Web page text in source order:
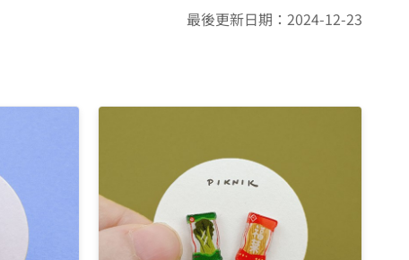
最後更新日期：2024-12-23